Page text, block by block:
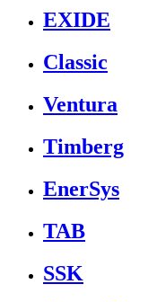
EXIDE
Classic
Ventura
Timberg
EnerSys
TAB
SSK